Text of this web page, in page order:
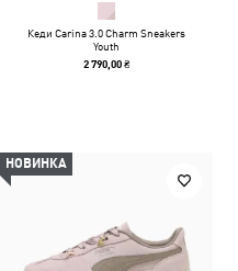
Кеди Carina 3.0 Charm Sneakers
Youth
2 790,00 ₴
НОВИНКА